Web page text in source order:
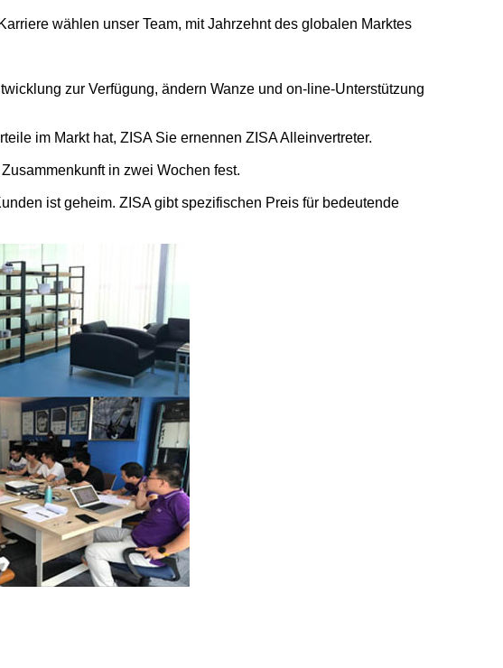
wählen unser Team, mit Jahrzehnt des globalen Marktes
zur Verfügung, ändern Wanze und on-line-Unterstützung
im Markt hat, ZISA Sie ernennen ZISA Alleinvertreter.
in zwei Wochen fest.
ist geheim. ZISA gibt spezifischen Preis für bedeutende